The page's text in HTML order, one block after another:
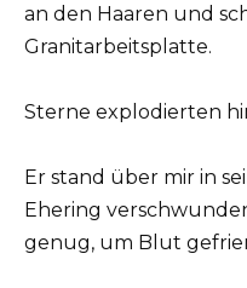
an den Haaren und
Granitarbeitsplatte.
Sterne explodierten
Er stand über mir in
Ehering
genug, um Blut